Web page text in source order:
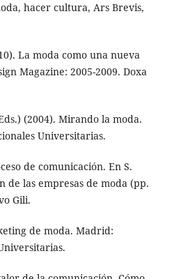
hacer cultura, Ars Brevis,
La moda como una nueva
Magazine: 2005-2009. Doxa
(2004). Mirando la moda.
Universitarias.
de comunicación. En S.
de las empresas de moda (pp.
Gili.
de moda. Madrid: